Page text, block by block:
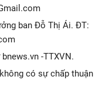
ban Đỗ Thị Ái. ĐT:
-TTXVN.
có sự chấp thuận